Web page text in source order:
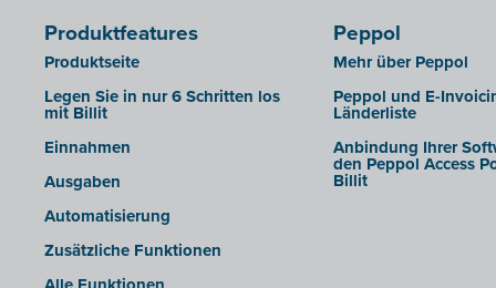
Produktfeatures
Produktseite
Legen Sie in nur 6 Schritten los
mit Billit
Einnahmen
Ausgaben
Automatisierung
Zusätzliche Funktionen
Peppol
Mehr über Peppol
Peppol und E-
Länderliste
Anbindung Ihrer
den Peppol Access
Billit